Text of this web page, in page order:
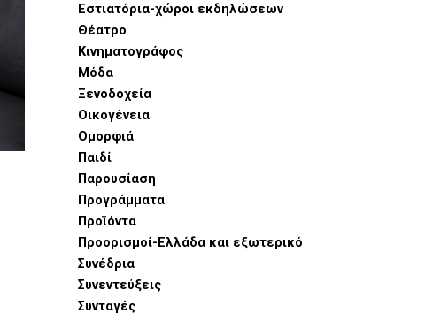
Εστιατόρια-χώροι εκδηλώσεων
Θέατρο
Κινηματογράφος
Μόδα
Ξενοδοχεία
Οικογένεια
Ομορφιά
Παιδί
Παρουσίαση
Προγράμματα
Προϊόντα
Προορισμοί-Ελλάδα και εξωτερικό
Συνέδρια
Συνεντεύξεις
Συνταγές